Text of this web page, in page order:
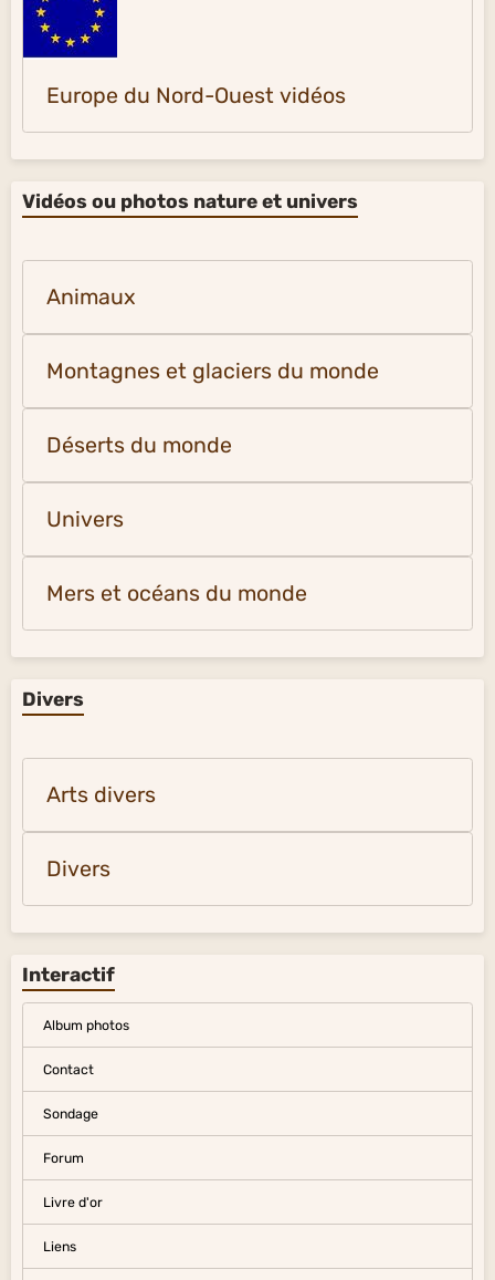
Europe du Nord-Ouest vidéos
Vidéos ou photos nature et univers
Animaux
Montagnes et glaciers du monde
Déserts du monde
Univers
Mers et océans du monde
Divers
Arts divers
Divers
Interactif
Album photos
Contact
Sondage
Forum
Livre d'or
Liens